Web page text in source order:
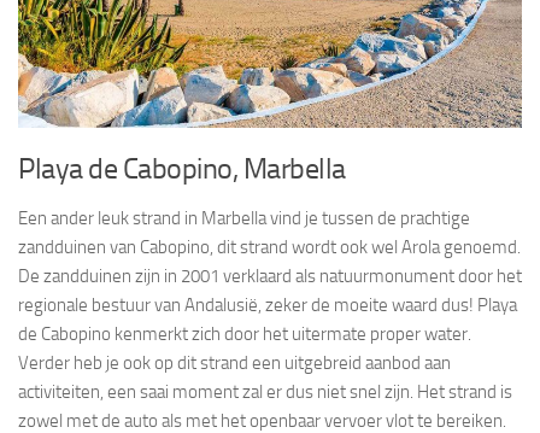
Playa de Cabopino, Marbella
Een ander leuk strand in Marbella vind je tussen de prachtige
zandduinen van Cabopino, dit strand wordt ook wel Arola genoemd.
De zandduinen zijn in 2001 verklaard als natuurmonument door het
regionale bestuur van Andalusië, zeker de moeite waard dus! Playa
de Cabopino kenmerkt zich door het uitermate proper water.
Verder heb je ook op dit strand een uitgebreid aanbod aan
activiteiten, een saai moment zal er dus niet snel zijn. Het strand is
zowel met de auto als met het openbaar vervoer vlot te bereiken.